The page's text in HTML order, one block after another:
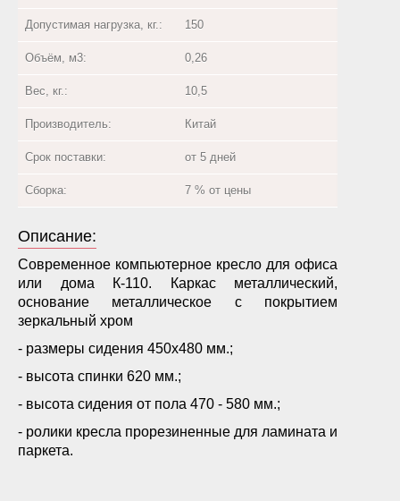
Допустимая нагрузка, кг.: 150
Объём, м3: 0,26
Вес, кг.: 10,5
Производитель: Китай
Срок поставки: от 5 дней
Сборка: 7 % от цены
Описание:
Современное компьютерное кресло для офиса
или дома К-110. Каркас металлический,
основание металлическое с покрытием
зеркальный хром
- размеры сидения 450х480 мм.;
- высота спинки 620 мм.;
- высота сидения от пола 470 - 580 мм.;
- ролики кресла прорезиненные для ламината и
паркета.